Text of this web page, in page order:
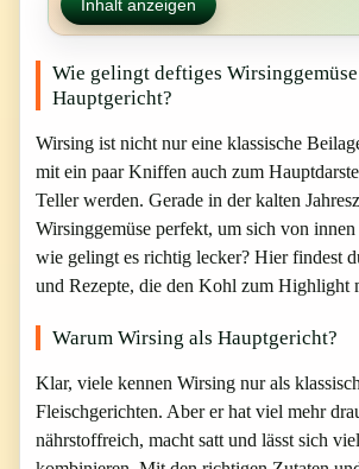
Inhalt anzeigen
Wie gelingt deftiges
Hauptgericht?
Wirsing ist nicht nur eine klassische
mit ein paar Kniffen auch zum
Teller werden. Gerade in der kalten
Wirsinggemüse perfekt, um sich von
wie gelingt es richtig lecker? Hier findest
und Rezepte, die den Kohl zum Highlight
Warum Wirsing als Hauptgericht?
Klar, viele kennen Wirsing nur als
Fleischgerichten. Aber er hat viel mehr
nährstoffreich, macht satt und lässt sich